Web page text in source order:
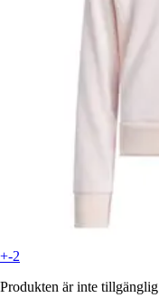
+-2
Produkten är inte tillgänglig